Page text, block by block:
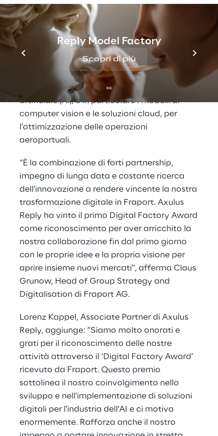
Reply Model Factory
Scopri di più
computer vision per il monitoraggio delle
uscite critiche nell'area di sicurezza, con
relativa emissione di allarmi in caso di
comportamenti sospetti.
Fraport e Axulus Reply collaborano da
diversi anni applicando l'intelligenza
artificiale (AI), e in particolare i modelli di
computer vision e le soluzioni cloud, per
l’ottimizzazione delle operazioni
aeroportuali.
“È la combinazione di forti partnership,
impegno di lunga data e costante ricerca
dell'innovazione a rendere vincente la nostra
trasformazione digitale in Fraport. Axulus
Reply ha vinto il primo Digital Factory Award
come riconoscimento per aver arricchito la
nostra collaborazione fin dal primo giorno
con le proprie idee e la propria visione per
aprire insieme nuovi mercati", afferma Claus
Grunow, Head of Group Strategy and
Digitalisation di Fraport AG.
Lorenz Kappel, Associate Partner di Axulus
Reply, aggiunge: “Siamo molto onorati e
grati per il riconoscimento delle nostre
attività attraverso il ‘Digital Factory Award’
ricevuto da Fraport. Questo premio
sottolinea il nostro coinvolgimento nello
sviluppo e nell'implementazione di soluzioni
digitali per l'industria dell'AI e ci motiva
enormemente. Rafforza anche il nostro